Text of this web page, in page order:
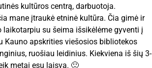
kultūros centrą, darbuotoja.
mane įtraukė etninė kultūra. Čia gimė ir
su šeima išsikėlėme gyventi į
Kauno apskrities viešosios bibliotekos
ruošiau leidinius. Kiekviena iš šių 3-
metai esu laisva. 🙂